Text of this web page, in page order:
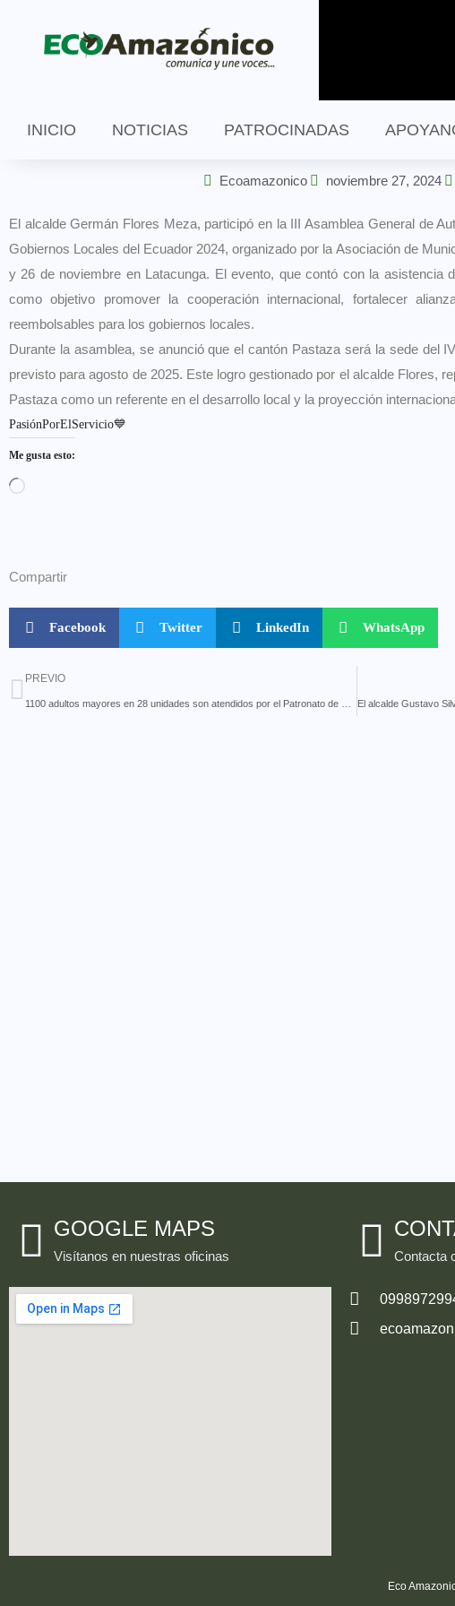
INICIO NOTICIAS PATROCINADAS
Ecoamazonico noviembre 27, 2024
El alcalde Germán Flores Meza, participó en la III Asamblea General de
Gobiernos Locales del Ecuador 2024, organizado por la Asociación de
y 26 de noviembre en Latacunga. El evento, que contó con la asistencia
como objetivo promover la cooperación internacional, fortalecer
reembolsables para los gobiernos locales.
Durante la asamblea, se anunció que el cantón Pastaza será la sede del
previsto para agosto de 2025. Este logro gestionado por el alcalde Flores,
Pastaza como un referente en el desarrollo local y la proyección
PasiónPorElServicio💙
Me gusta esto:
Compartir
Facebook Twitter LinkedIn WhatsApp
PREVIO
GOOGLE MAPS
Visítanos en nuestras oficinas Contacta
Eco